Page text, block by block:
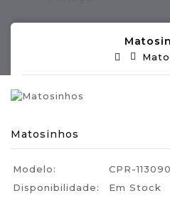
Matosinhos
Modelo:
CPR-113090
Disponibilidade:
Em Stock